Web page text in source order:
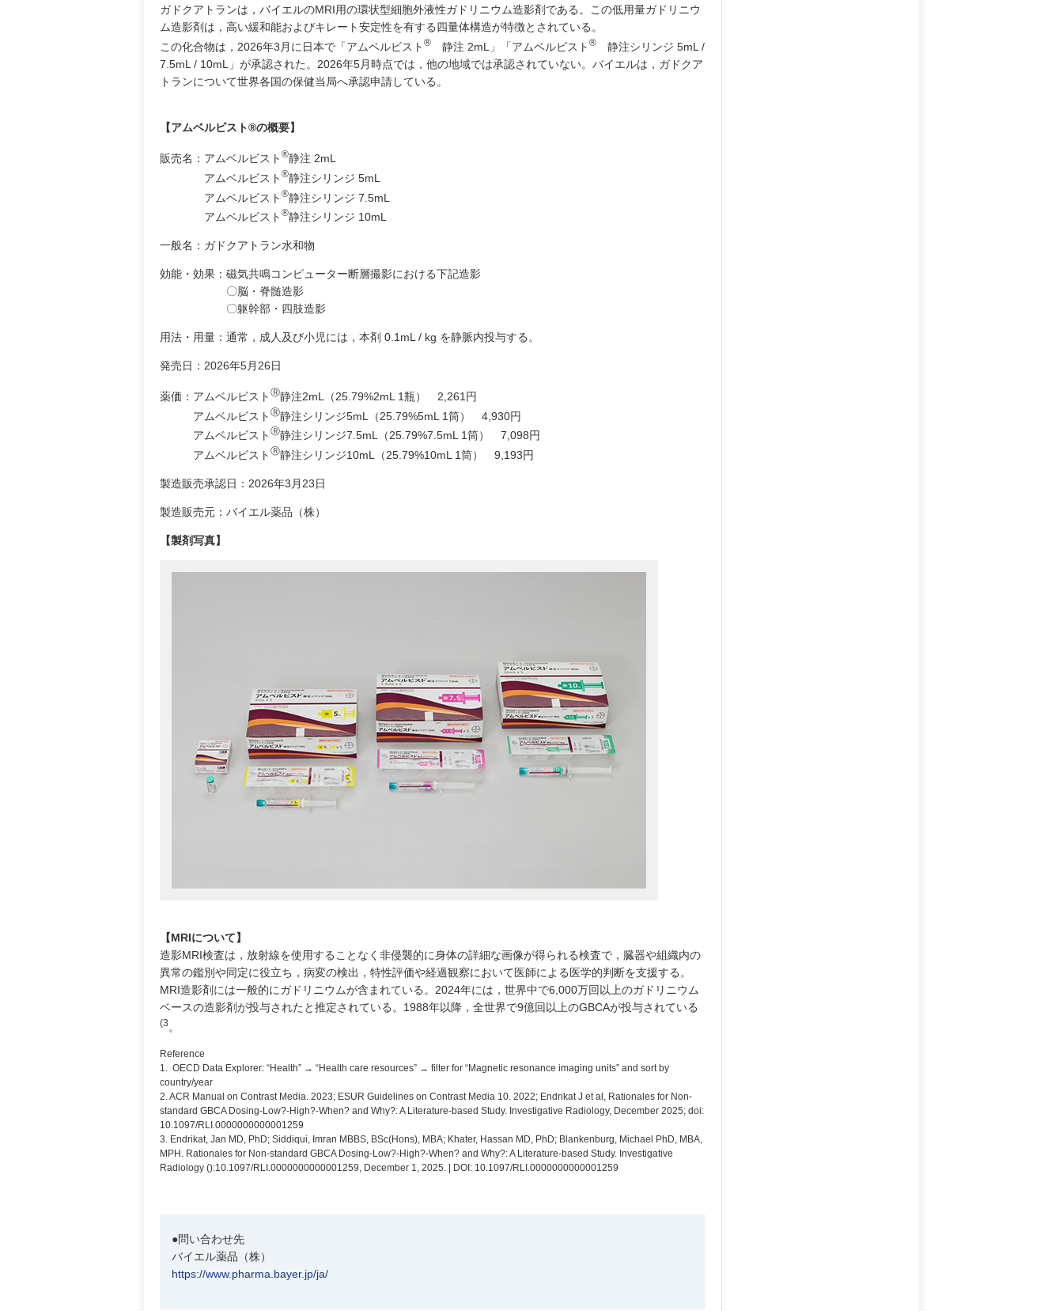
ガドクアトランは，バイエルのMRI用の環状型細胞外液性ガドリニウム造影剤である。この低用量ガドリニウ
ム造影剤は，高い緩和能およびキレート安定性を有する四量体構造が特徴とされている。
この化合物は，2026年3月に日本で「アムベルビスト ® 静注 2mL」「アムベルビスト ®
静注シリンジ 5mL /
7.5mL / 10mL」が承認された。2026年5月時点では，他の地域では承認されていない。バイエルは，ガドクア
トランについて世界各国の保健当局へ承認申請している。
【アムベルビスト®の概要】
販売名：アムベルビスト ®静注 2mL
アムベルビスト ®静注シリンジ 5mL
アムベルビスト ®静注シリンジ 7.5mL
アムベルビスト ®静注シリンジ 10mL
一般名：ガドクアトラン水和物
効能・効果：磁気共鳴コンピューター断層撮影における下記造影
〇脳・脊髄造影
〇躯幹部・四肢造影
用法・用量：通常，成人及び小児には，本剤 0.1mL / kg を静脈内投与する。
発売日：2026年5月26日
薬価：アムベルビスト Ⓡ静注2mL（25.79%2mL 1瓶） 2,261円
アムベルビスト Ⓡ静注シリンジ5mL（25.79%5mL 1筒） 4,930円
アムベルビスト Ⓡ静注シリンジ7.5mL（25.79%7.5mL 1筒） 7,098円
アムベルビスト Ⓡ静注シリンジ10mL（25.79%10mL 1筒） 9,193円
製造販売承認日：2026年3月23日
製造販売元：バイエル薬品（株）
【製剤写真】
【MRIについて】
造影MRI検査は，放射線を使用することなく非侵襲的に身体の詳細な画像が得られる検査で，臓器や組織内の
異常の鑑別や同定に役立ち，病変の検出，特性評価や経過観察において医師による医学的判断を支援する。
MRI造影剤には一般的にガドリニウムが含まれている。2024年には，世界中で6,000万回以上のガドリニウム
ベースの造影剤が投与されたと推定されている。1988年以降，全世界で9億回以上のGBCAが投与されている
(3 。
Reference
1. OECD Data Explorer: “Health” → “Health care resources” → filter for “Magnetic resonance imaging units” and sort by
country/year
2. ACR Manual on Contrast Media. 2023; ESUR Guidelines on Contrast Media 10. 2022; Endrikat J et al, Rationales for Non-
standard GBCA Dosing-Low?-High?-When? and Why?: A Literature-based Study. Investigative Radiology, December 2025; doi:
10.1097/RLI.0000000000001259
3. Endrikat, Jan MD, PhD; Siddiqui, Imran MBBS, BSc(Hons), MBA; Khater, Hassan MD, PhD; Blankenburg, Michael PhD, MBA,
MPH. Rationales for Non-standard GBCA Dosing-Low?-High?-When? and Why?: A Literature-based Study. Investigative
Radiology ():10.1097/RLI.0000000000001259, December 1, 2025. | DOI: 10.1097/RLI.0000000000001259
●問い合わせ先
バイエル薬品（株）
https://www.pharma.bayer.jp/ja/